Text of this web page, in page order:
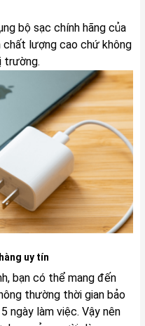
bộ sạc chính hãng của
lượng cao chứ không
trường.
uy tín
bạn có thể mang đến
thường thời gian bảo
ngày làm việc. Vậy nên